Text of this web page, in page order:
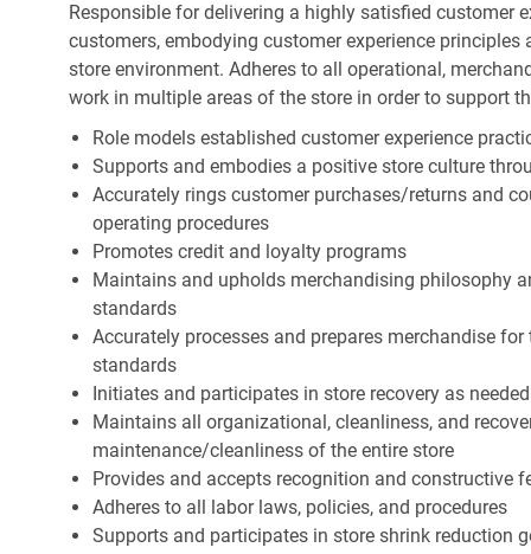
Responsible for delivering a highly satisfied customer
customers, embodying customer experience
store environment. Adheres to all operational,
work in multiple areas of the store in order to support
Role models established customer experience
Supports and embodies a positive store culture
Accurately rings customer purchases/returns and
operating procedures
Promotes credit and loyalty programs
Maintains and upholds merchandising philosophy
standards
Accurately processes and prepares merchandise
standards
Initiates and participates in store recovery as
Maintains all organizational, cleanliness, and
maintenance/cleanliness of the entire store
Provides and accepts recognition and constructive
Adheres to all labor laws, policies, and procedures
Supports and participates in store shrink reduction